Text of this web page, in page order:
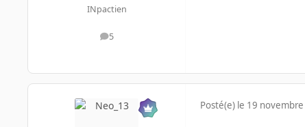
INpactien
5
messages
Posté(e) le 19